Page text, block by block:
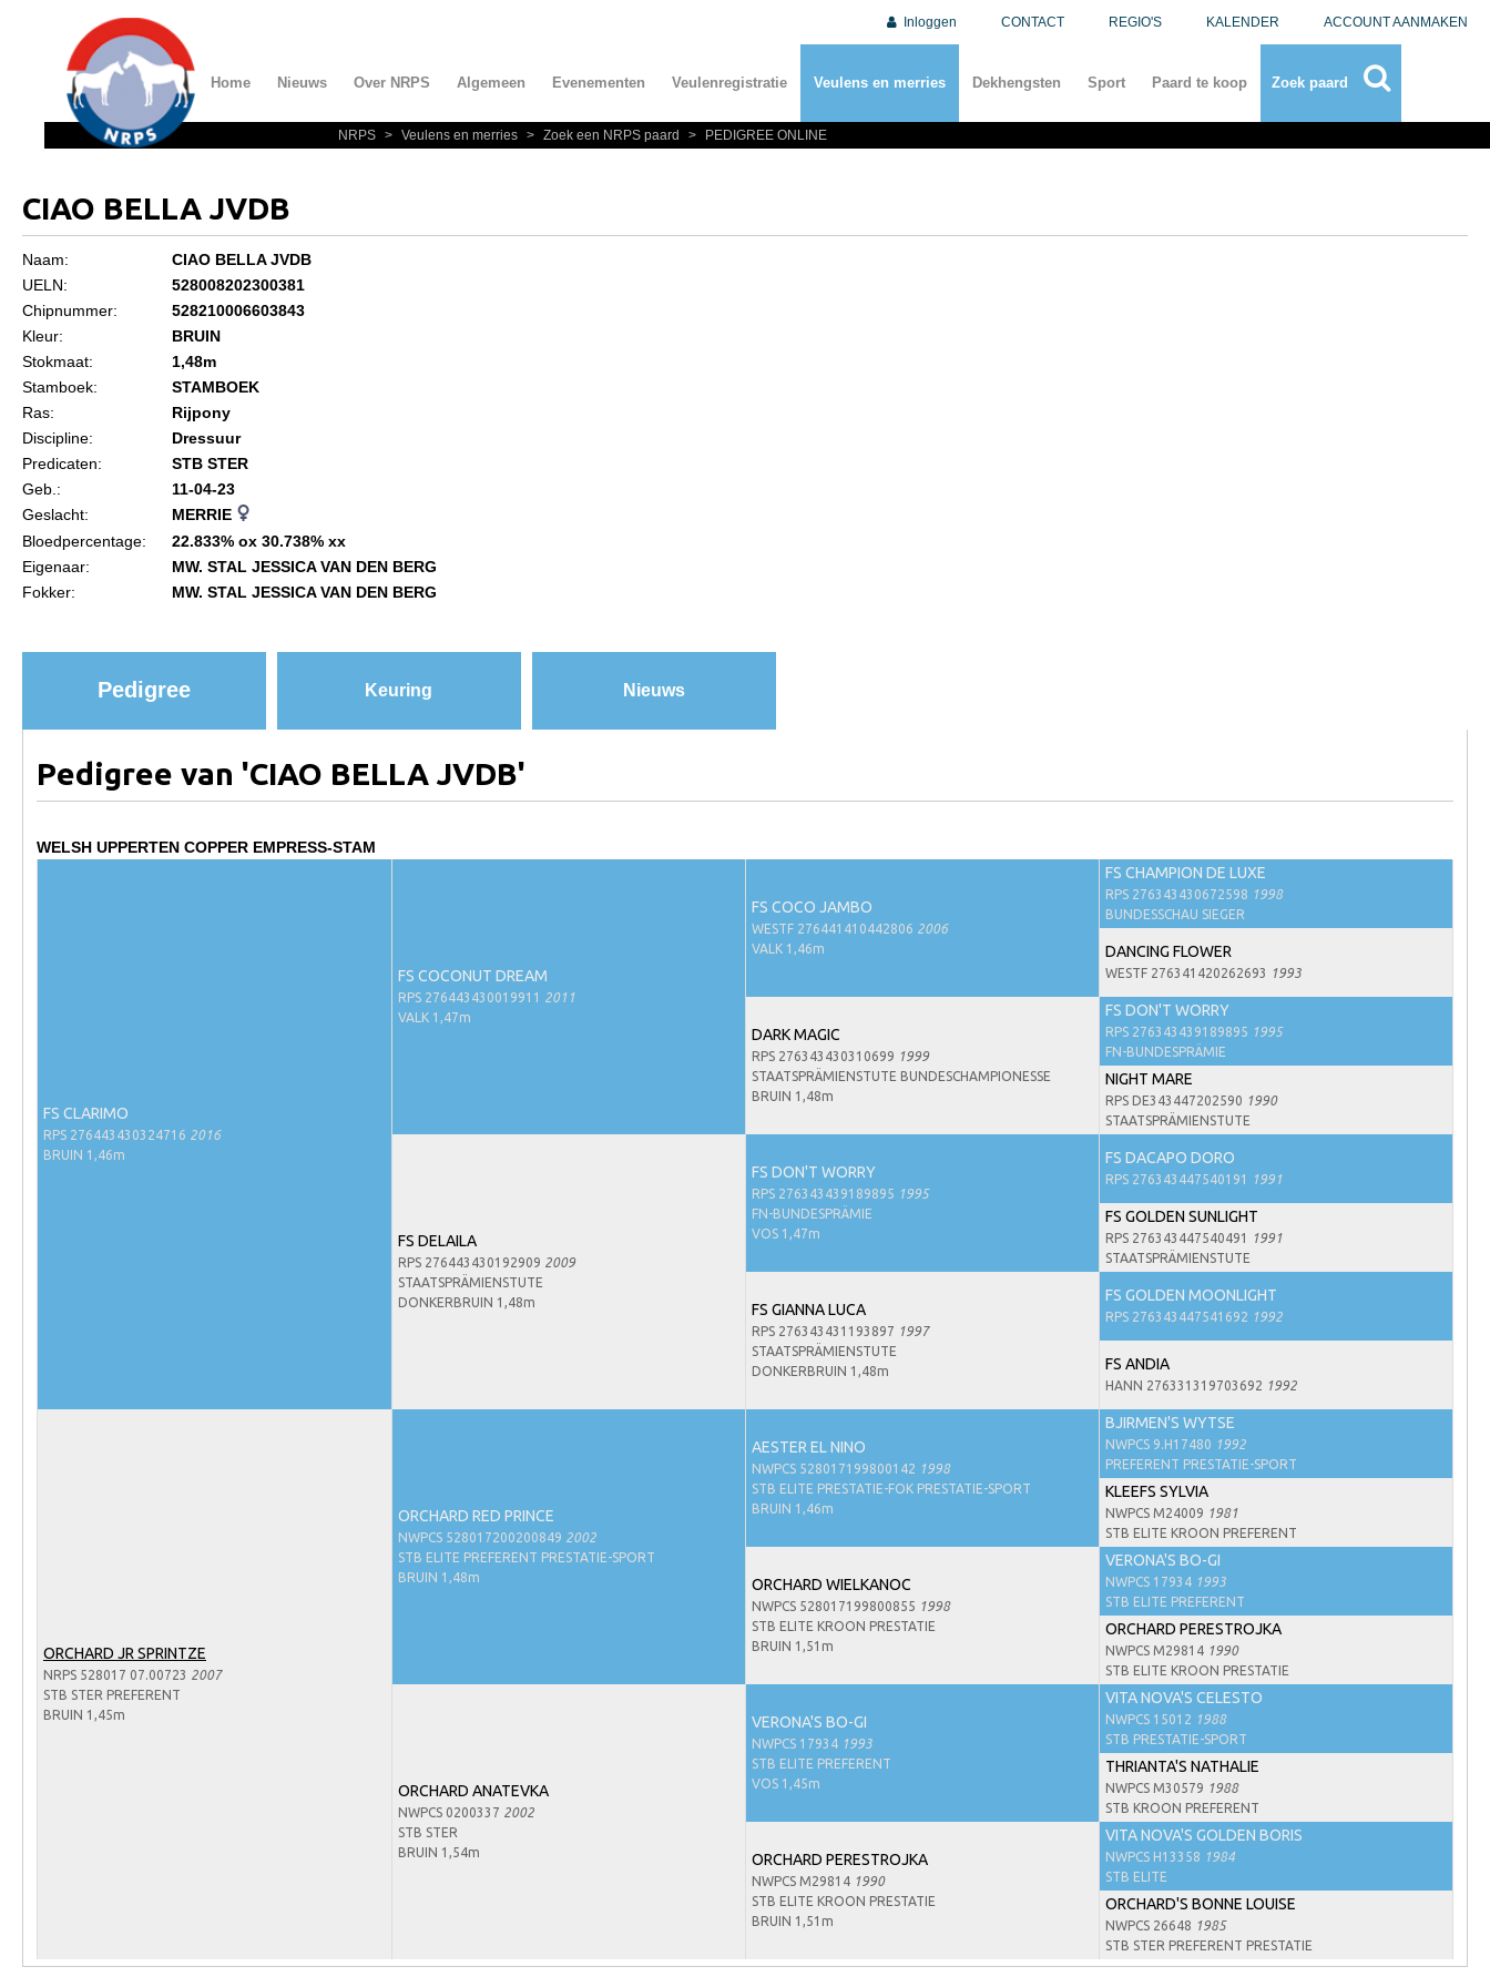
Inloggen CONTACT REGIO'S KALENDER ACCOUNT AANMAKEN
Home Nieuws Over NRPS Algemeen Evenementen Veulenregistratie Veulens en merries Dekhengsten Sport Paard te koop Zoek paard
Over NRPS
Bestuur NRPS
Statuten en reglementen
Algemeen
Import registratie
Informatie overschrijven paspoort
Animal Health Regulation
Gids voor Goede Praktijken
Marktplaats
Hengstenkeuring
Regionale Keuringen
PEDIGREE ONLINE
Informatie aan je paard of pony toevoegen
Onze fokkerij
NRPS > Veulens en merries > Zoek een NRPS paard > PEDIGREE ONLINE
CIAO BELLA JVDB
Naam:
CIAO BELLA JVDB
UELN:
528008202300381
Chipnummer:
528210006603843
Kleur:
BRUIN
Stokmaat:
1,48m
Stamboek:
STAMBOEK
Ras:
Rijpony
Discipline:
Dressuur
Predicaten:
STB STER
Geb.:
11-04-23
Geslacht:
MERRIE
Bloedpercentage:
22.833% ox 30.738% xx
Eigenaar:
MW. STAL JESSICA VAN DEN BERG
Fokker:
MW. STAL JESSICA VAN DEN BERG
Pedigree Keuring Nieuws
Pedigree van 'CIAO BELLA JVDB'
WELSH UPPERTEN COPPER EMPRESS-STAM
FS CLARIMO
RPS 276443430324716 2016
BRUIN 1,46m
FS COCONUT DREAM
RPS 276443430019911 2011
VALK 1,47m
FS COCO JAMBO
WESTF 276441410442806 2006
VALK 1,46m
FS CHAMPION DE LUXE
RPS 276343430672598 1998
BUNDESSCHAU SIEGER
DANCING FLOWER
WESTF 276341420262693 1993
DARK MAGIC
RPS 276343430310699 1999
STAATSPRÄMIENSTUTE BUNDESCHAMPIONESSE
BRUIN 1,48m
FS DON'T WORRY
RPS 276343439189895 1995
FN-BUNDESPRÄMIE
NIGHT MARE
RPS DE343447202590 1990
STAATSPRÄMIENSTUTE
FS DELAILA
RPS 276443430192909 2009
STAATSPRÄMIENSTUTE
DONKERBRUIN 1,48m
FS DON'T WORRY
RPS 276343439189895 1995
FN-BUNDESPRÄMIE
VOS 1,47m
FS DACAPO DORO
RPS 276343447540191 1991
FS GOLDEN SUNLIGHT
RPS 276343447540491
1991
STAATSPRÄMIENSTUTE
FS GIANNA LUCA
RPS 276343431193897 1997
STAATSPRÄMIENSTUTE
DONKERBRUIN 1,48m
FS GOLDEN MOONLIGHT
RPS 276343447541692 1992
FS ANDIA
HANN 276331319703692 1992
ORCHARD JR SPRINTZE
NRPS 528017 07.00723 2007
STB STER PREFERENT
BRUIN 1,45m
ORCHARD RED PRINCE
NWPCS 528017200200849 2002
STB ELITE PREFERENT PRESTATIE-SPORT
BRUIN 1,48m
AESTER EL NINO
NWPCS 528017199800142 1998
STB ELITE PRESTATIE-FOK PRESTATIE-SPORT
BRUIN 1,46m
BJIRMEN'S WYTSE
NWPCS 9.H17480 1992
PREFERENT PRESTATIE-SPORT
KLEEFS SYLVIA
NWPCS M24009 1981
STB ELITE KROON PREFERENT
ORCHARD WIELKANOC
NWPCS 528017199800855 1998
STB ELITE KROON PRESTATIE
BRUIN 1,51m
VERONA'S BO-GI
NWPCS 17934 1993
STB ELITE PREFERENT
ORCHARD PERESTROJKA
NWPCS M29814 1990
STB ELITE KROON PRESTATIE
ORCHARD ANATEVKA
NWPCS 0200337 2002
STB STER
BRUIN 1,54m
VERONA'S BO-GI
NWPCS 17934 1993
STB ELITE PREFERENT
VOS 1,45m
VITA NOVA'S CELESTO
NWPCS 15012 1988
STB PRESTATIE-SPORT
THRIANTA'S NATHALIE
NWPCS M30579 1988
STB KROON PREFERENT
ORCHARD PERESTROJKA
NWPCS M29814 1990
STB ELITE KROON PRESTATIE
BRUIN 1,51m
VITA NOVA'S GOLDEN BORIS
NWPCS H13358 1984
STB ELITE
ORCHARD'S BONNE LOUISE
NWPCS 26648 1985
STB STER PREFERENT PRESTATIE